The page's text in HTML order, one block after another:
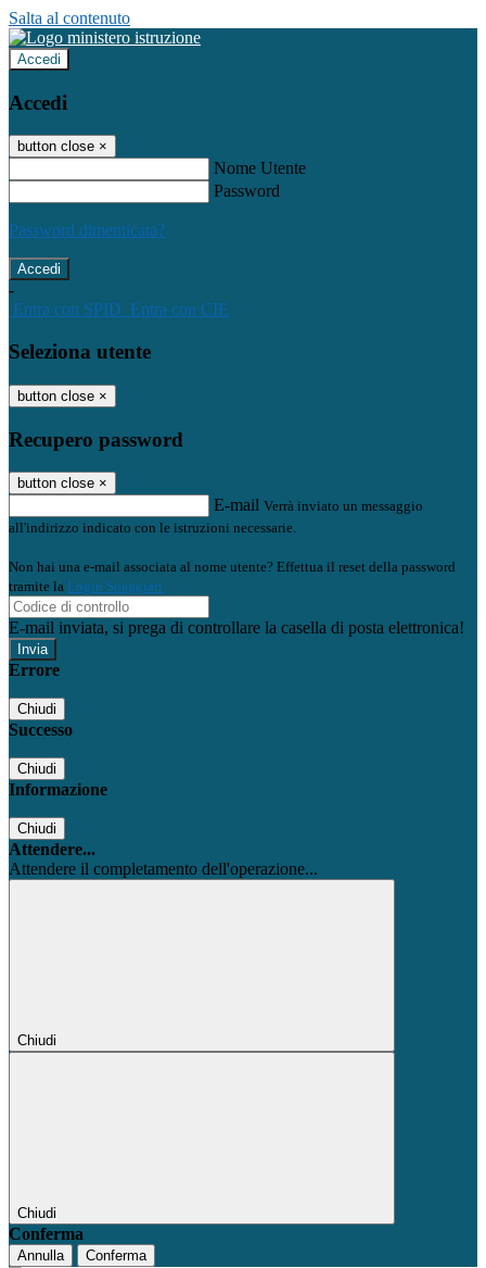
Salta al contenuto
Accedi
Accedi
button close ×
Nome Utente
Password
Password dimenticata?
-
Entra con SPID Entra con CIE
Seleziona utente
button close ×
Recupero password
button close ×
E-mail Verrà inviato un messaggio
all'indirizzo indicato con le istruzioni necessarie.
Non hai una e-mail associata al nome utente? Effettua il reset della password
tramite la Login Spaggiari
E-mail inviata, si prega di controllare la casella di posta elettronica!
Errore
Chiudi
Successo
Chiudi
Informazione
Chiudi
Attendere...
Attendere il completamento dell'operazione...
Chiudi
Chiudi
Conferma
Annulla Conferma